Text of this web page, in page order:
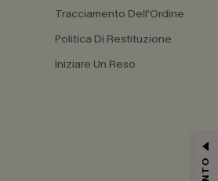
Tracciamento Dell'Ordine
Politica Di Restituzione
Iniziare Un Reso